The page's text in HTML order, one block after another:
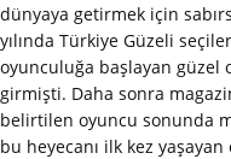
dünyaya getirmek için
yılında Türkiye Güzeli
oyunculuğa başlayan güzel
girmişti. Daha sonra
belirtilen oyuncu sonunda
bu heyecanı ilk kez